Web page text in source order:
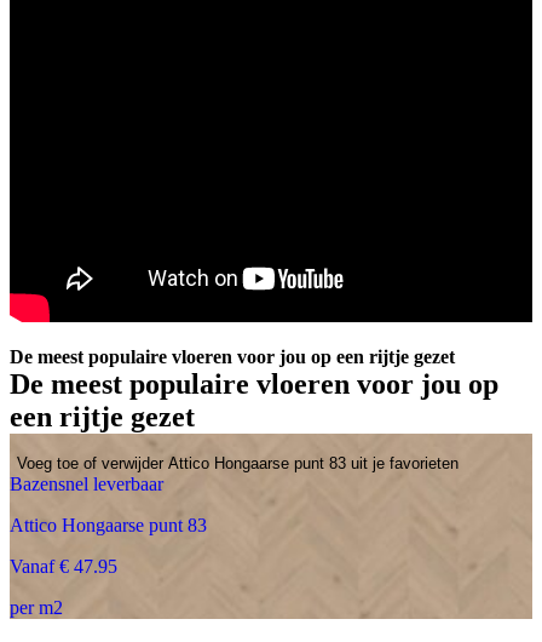
De meest populaire vloeren voor jou op een rijtje gezet
De meest populaire vloeren voor jou op
een rijtje gezet
Voeg toe of verwijder Attico Hongaarse punt 83 uit je favorieten
Bazensnel leverbaar
Attico Hongaarse punt 83
Vanaf € 47.95
per m2